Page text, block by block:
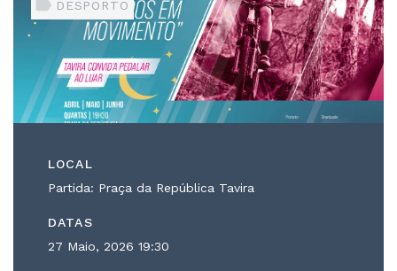
DESPORTO
LOCAL
Partida: Praça da República Tavira
DATAS
27 Maio, 2026 19:30